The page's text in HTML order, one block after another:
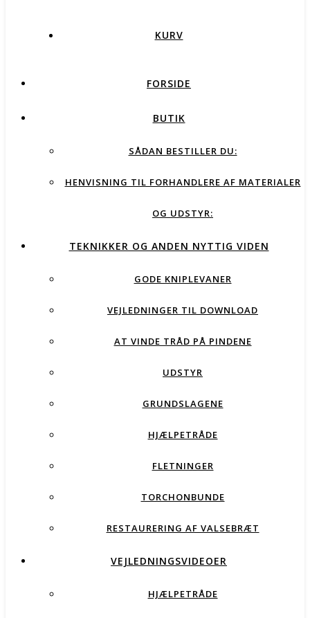
KURV
FORSIDE
BUTIK
SÅDAN BESTILLER DU:
HENVISNING TIL FORHANDLERE AF MATERIALER
OG UDSTYR:
TEKNIKKER OG ANDEN NYTTIG VIDEN
GODE KNIPLEVANER
VEJLEDNINGER TIL DOWNLOAD
AT VINDE TRÅD PÅ PINDENE
UDSTYR
GRUNDSLAGENE
HJÆLPETRÅDE
FLETNINGER
TORCHONBUNDE
RESTAURERING AF VALSEBRÆT
VEJLEDNINGSVIDEOER
HJÆLPETRÅDE